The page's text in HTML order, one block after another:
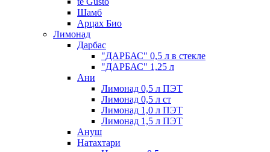
Шамб
Арцах Био
Лимонад
Дарбас
"ДАРБАС" 0,5 л в стекле
"ДАРБАС" 1,25 л
Ани
Лимонад 0,5 л ПЭТ
Лимонад 0,5 л ст
Лимонад 1,0 л ПЭТ
Лимонад 1,5 л ПЭТ
Ануш
Натахтари